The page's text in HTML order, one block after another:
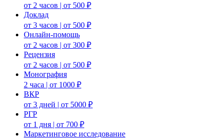
от 2 часов | от 500 ₽
Доклад
от 3 часов | от 500 ₽
Онлайн-помощь
от 2 часов | от 300 ₽
Рецензия
от 2 часов | от 500 ₽
Монография
2 часа | от 1000 ₽
ВКР
от 3 дней | от 5000 ₽
РГР
от 1 дня | от 700 ₽
Маркетинговое исследование